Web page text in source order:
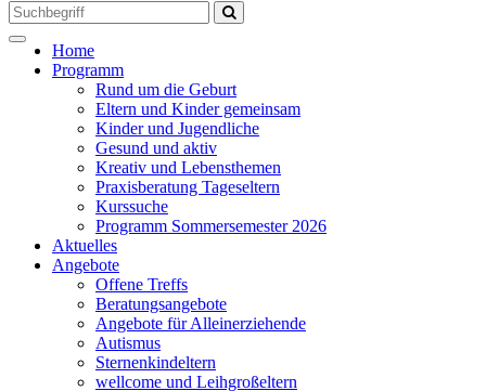
Toggle
navigation
Home
Programm
Rund um die Geburt
Eltern und Kinder gemeinsam
Kinder und Jugendliche
Gesund und aktiv
Kreativ und Lebensthemen
Praxisberatung Tageseltern
Kurssuche
Programm Sommersemester 2026
Aktuelles
Angebote
Offene Treffs
Beratungsangebote
Angebote für Alleinerziehende
Autismus
Sternenkindeltern
wellcome und Leihgroßeltern